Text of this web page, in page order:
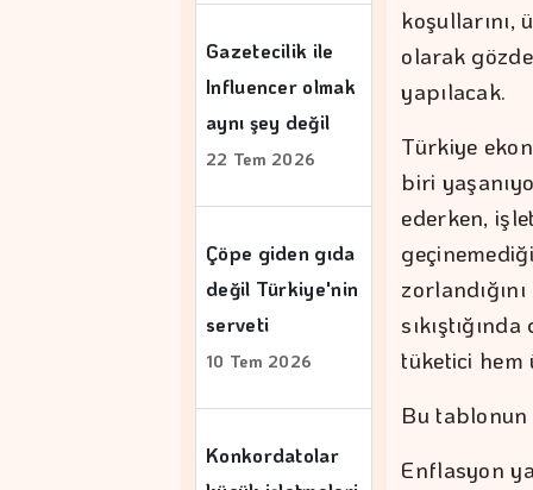
Gazetecilik ile
Influencer olmak
aynı şey değil
22 Tem 2026
Çöpe giden gıda
değil Türkiye'nin
serveti
10 Tem 2026
Konkordatolar
koşullarını,
olarak
yapılacak.
Türkiye
biri
ederken,
tüketici hem
Bu
Enflasyon